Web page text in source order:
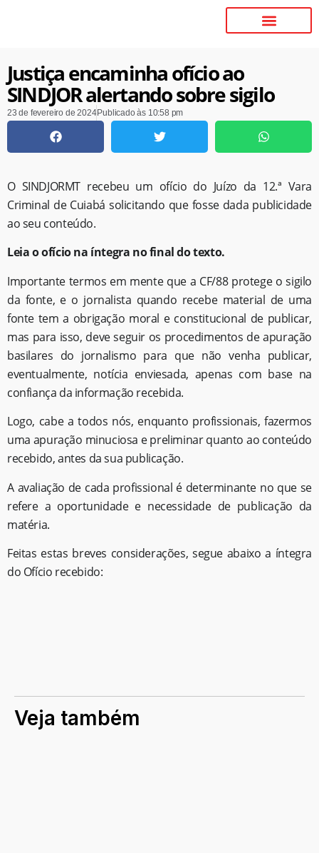
Justiça encaminha ofício ao
SINDJOR alertando sobre sigilo
23 de fevereiro de 2024 Publicado às 10:58 pm
O SINDJORMT recebeu um ofício do Juízo da 12.ª Vara
Criminal de Cuiabá solicitando que fosse dada publicidade
ao seu conteúdo.
Leia o ofício na íntegra no final do texto.
Importante termos em mente que a CF/88 protege o sigilo
da fonte, e o jornalista quando recebe material de uma
fonte tem a obrigação moral e constitucional de publicar,
mas para isso, deve seguir os procedimentos de apuração
basilares do jornalismo para que não venha publicar,
eventualmente, notícia enviesada, apenas com base na
confiança da informação recebida.
Logo, cabe a todos nós, enquanto profissionais, fazermos
uma apuração minuciosa e preliminar quanto ao conteúdo
recebido, antes da sua publicação.
A avaliação de cada profissional é determinante no que se
refere a oportunidade e necessidade de publicação da
matéria.
Feitas estas breves considerações, segue abaixo a íntegra
do Ofício recebido:
Veja também